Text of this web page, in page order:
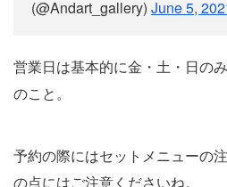
(@Andart_gallery) June 5,
営業日は基本的に金・土・日の
のこと。
予約の際にはセットメニューの
の点にはご注意くださいね。